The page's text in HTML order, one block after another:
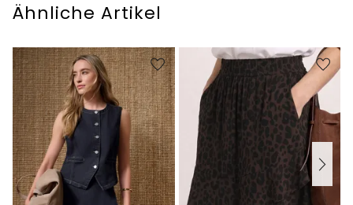
Ähnliche Artikel